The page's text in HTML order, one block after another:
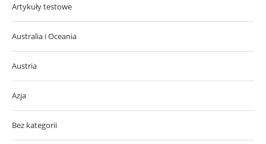
Artykuły testowe
Australia i Oceania
Austria
Azja
Bez kategorii